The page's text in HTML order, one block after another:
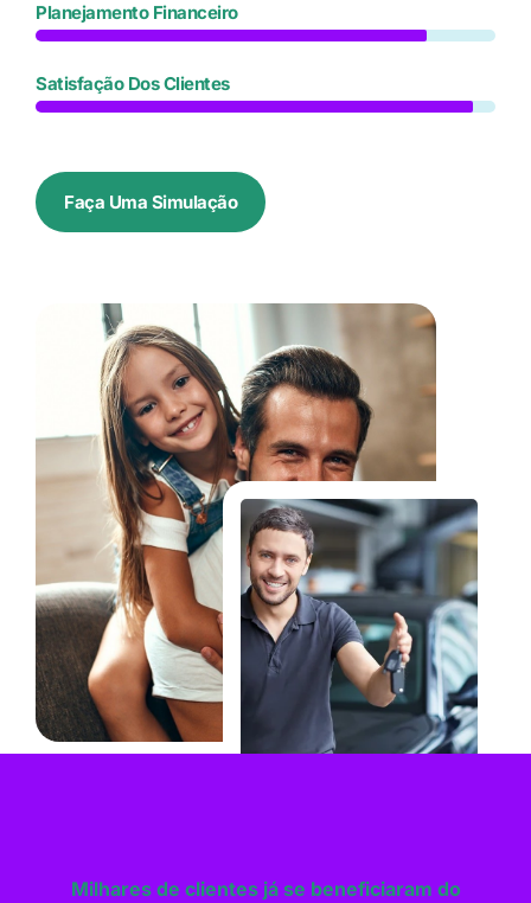
Planejamento Financeiro
Satisfação Dos Clientes
Faça Uma Simulação
Milhares de clientes já se beneficiaram do